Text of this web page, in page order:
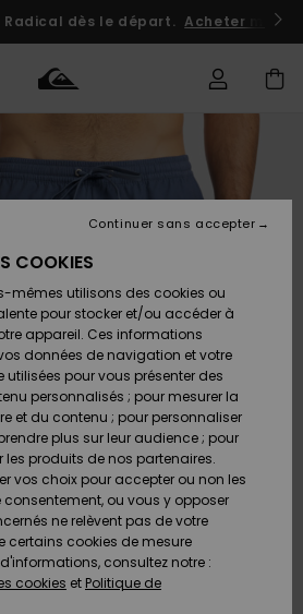
Radical dès le départ. Acheter
à
COOKIES
mêmes utilisons des cookies ou
pour stocker et/ou accéder à
appareil. Ces informations
données de navigation et votre
utilisées pour vous présenter des
personnalisés ; pour mesurer la
et du contenu ; pour personnaliser
plus sur leur audience ; pour
les produits de nos partenaires.
vos choix pour accepter ou non les
ou vous y opposer
ne relèvent pas de votre
certains cookies de mesure
consultez notre :
cookies et Politique de
Continuer sans accepter